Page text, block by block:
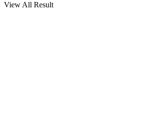
View All Result